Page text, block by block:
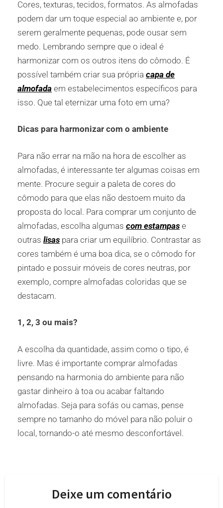
Cores, texturas, tecidos, formatos. As almofadas
podem dar um toque especial ao ambiente e, por
serem geralmente pequenas, pode ousar sem
medo. Lembrando sempre que o ideal é
harmonizar com os outros itens do cômodo. É
possível também criar sua própria capa de
almofada em estabelecimentos específicos para
isso. Que tal eternizar uma foto em uma?
Dicas para harmonizar com o ambiente
Para não errar na mão na hora de escolher as
almofadas, é interessante ter algumas coisas em
mente. Procure seguir a paleta de cores do
cômodo para que elas não destoem muito da
proposta do local. Para comprar um conjunto de
almofadas, escolha algumas com estampas e
outras lisas para criar um equilíbrio. Contrastar as
cores também é uma boa dica, se o cômodo for
pintado e possuir móveis de cores neutras, por
exemplo, compre almofadas coloridas que se
destacam.
1, 2, 3 ou mais?
A escolha da quantidade, assim como o tipo, é
livre. Mas é importante comprar almofadas
pensando na harmonia do ambiente para não
gastar dinheiro à toa ou acabar faltando
almofadas. Seja para sofás ou camas, pense
sempre no tamanho do móvel para não poluir o
local, tornando-o até mesmo desconfortável.
Deixe um comentário